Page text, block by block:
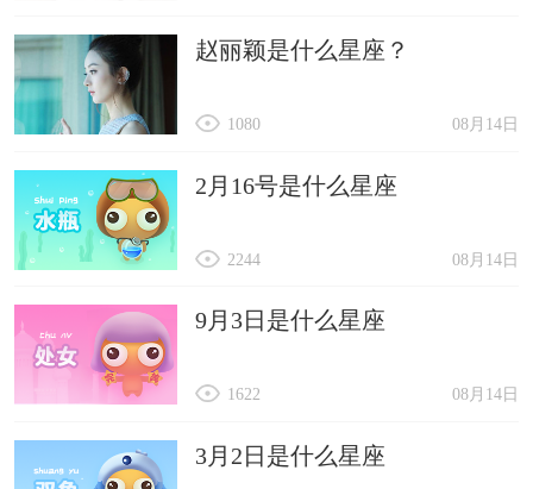
赵丽颖是什么星座？
08月14日
1080
2月16号是什么星座
08月14日
2244
9月3日是什么星座
08月14日
1622
3月2日是什么星座